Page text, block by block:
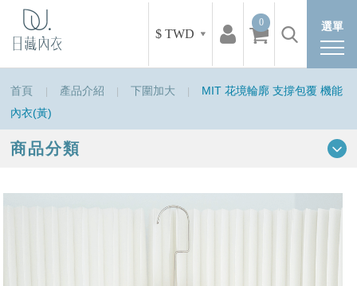
選單
$ TWD
0
首頁 產品介紹 下圍加大
MIT 花境輪廓 支撐包覆 機能
內衣(黃)
商品分類